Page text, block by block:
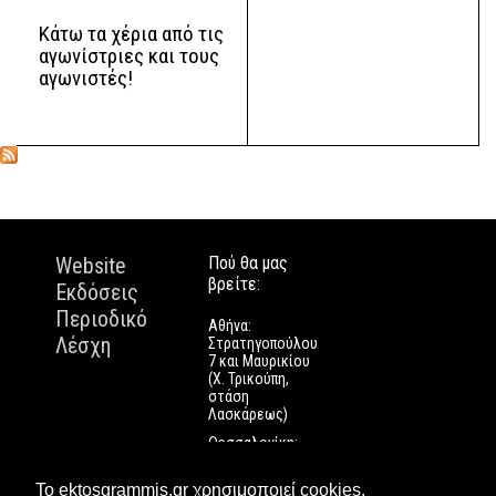
Το ektosgrammis.gr χρησιμοποιεί cookies.
Κάτω τα χέρια από τις
αγωνίστριες και τους
αγωνιστές!
Website
Εκδόσεις
Περιοδικό
Λέσχη
Πού θα μας
βρείτε:
Αθήνα:
Στρατηγοπούλου
7 και Μαυρικίου
(Χ. Τρικούπη,
στάση
Λασκάρεως)
Θεσσαλονίκη:
Πάτρα: Τριών